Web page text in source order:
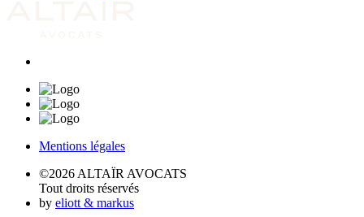
Mentions légales
©2026 ALTAÏR AVOCATS
Tout droits réservés
by eliott & markus